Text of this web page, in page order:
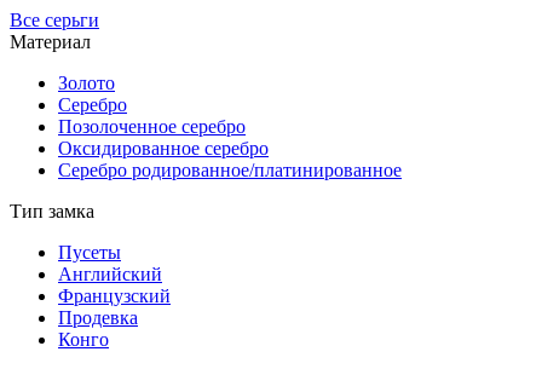
Все серьги
Материал
Золото
Серебро
Позолоченное серебро
Оксидированное серебро
Серебро родированное/платинированное
Тип замка
Пусеты
Английский
Французский
Продевка
Конго